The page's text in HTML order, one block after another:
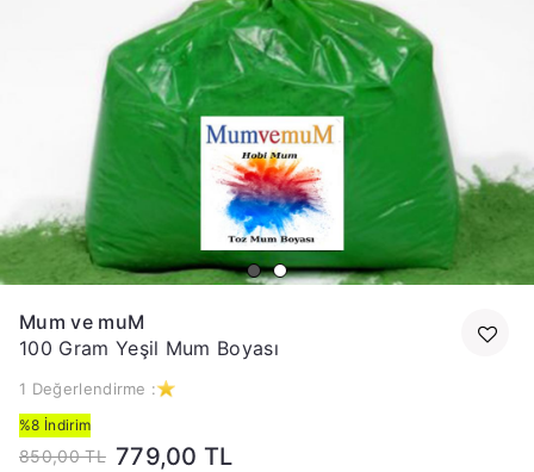
Mum ve muM
100 Gram Yeşil Mum Boyası
1 Değerlendirme :
%8 İndirim
850,00 TL 779,00 TL